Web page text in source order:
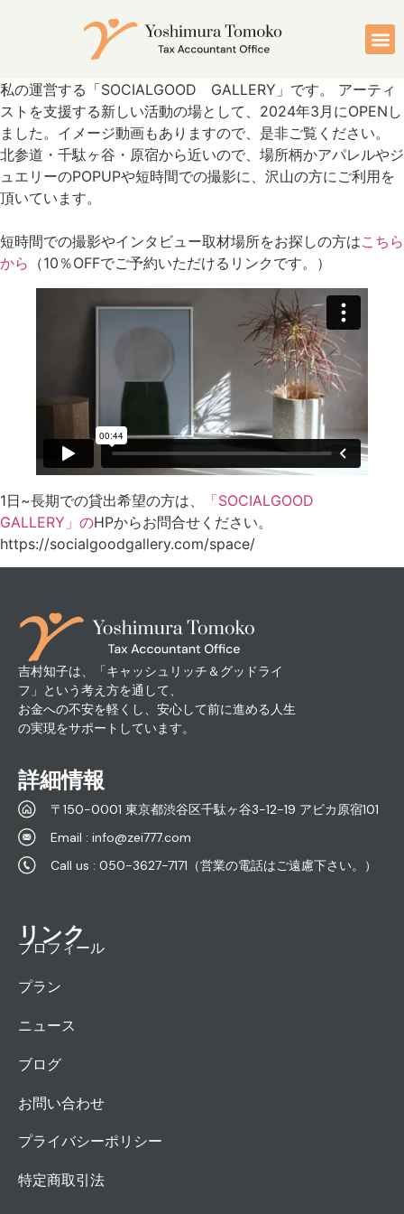
私の運営する「SOCIALGOOD GALLERY」です。 アーティ
ストを支援する新しい活動の場として、2024年3月にOPENし
ました。イメージ動画もありますので、是非ご覧ください。
北参道・千駄ヶ谷・原宿から近いので、場所柄かアパレルやジ
ュエリーのPOPUPや短時間での撮影に、沢山の方にご利用を
頂いています。
短時間での撮影やインタビュー取材場所をお探しの方はこちら
から （10％OFFでご予約いただけるリンクです。）
1日~長期での貸出希望の方は、
「SOCIALGOOD
GALLERY」のHPからお問合せください。
https://socialgoodgallery.com/space/
吉村知子は、「キャッシュリッチ＆グッドライ
フ」という考え方を通して、
お金への不安を軽くし、安心して前に進める人生
の実現をサポートしています。
詳細情報
〒150-0001 東京都渋谷区千駄ヶ谷3-12-19 アビカ原宿101
Email : info@zei777.com
Call us : 050-3627-7171（営業の電話はご遠慮下さい。）
リンク
プロフィール
プラン
ニュース
ブログ
お問い合わせ
プライバシーポリシー
特定商取引法